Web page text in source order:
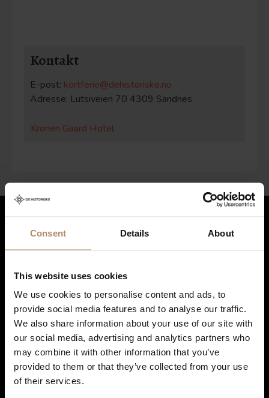
Consent Details About
This website uses cookies
We use cookies to personalise content and ads, to
provide social media features and to analyse our traffic.
We also share information about your use of our site with
our social media, advertising and analytics partners who
may combine it with other information that you’ve
provided to them or that they’ve collected from your use
of their services.
Kontakt
E-post: kortferie@dehistoriske.no
Adresse: Lutsiveien 70 4309 Sandnes
Kronen Gaard Hotel
Hold deg oppdatert på nyheter, og få spennende reisetilbud som
Ved påmelding godkjenner du at De Historiske lagrer kontaktinformasjonen
du gir oss, og at vi sender deg nyhetsbrev om våre produkter og tjenester. Du
kan oppheve abonnementet når som helst. Hvis du vil ha mer informasjon
om vår praksis for personvern og hvordan vi forplikter oss til å beskytte ditt
personvern, kan du se våre retningslinjer